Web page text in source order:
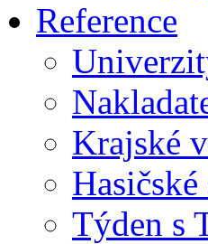
Reference
Krajské
Týden s